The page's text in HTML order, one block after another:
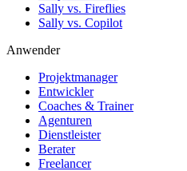
Sally vs. Fireflies
Sally vs. Copilot
Anwender
Projektmanager
Entwickler
Coaches & Trainer
Agenturen
Dienstleister
Berater
Freelancer